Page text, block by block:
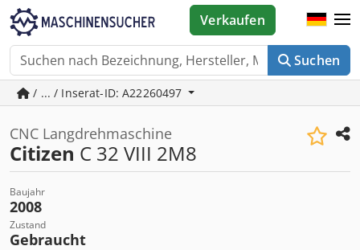
Suchen
Verkaufen
/ ... / Inserat-ID: A22260497
CNC Langdrehmaschine
Citizen C 32 VIII 2M8
Baujahr
2008
Zustand
Gebraucht